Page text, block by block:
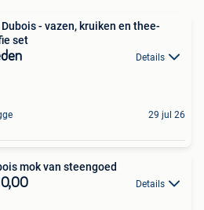
- vazen, kruiken en thee-
set
Details
29 jul 26
mok van steengoed
Details